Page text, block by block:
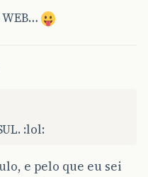
:lol:
e pelo que eu sei